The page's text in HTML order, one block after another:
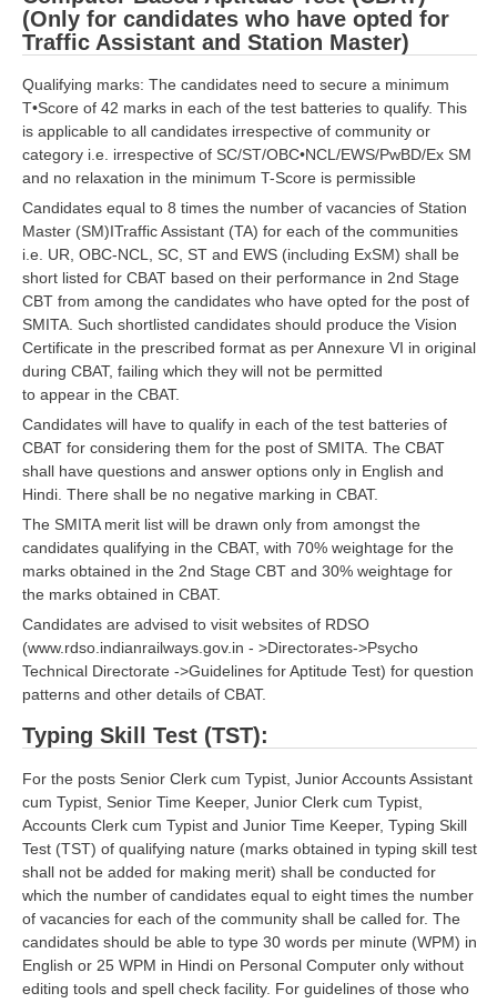
(Only for candidates who have opted for
Traffic Assistant and Station Master)
Qualifying marks: The candidates need to secure a minimum
T•Score of 42 marks in each of the test batteries to qualify. This
is applicable to all candidates irrespective of community or
category i.e. irrespective of SC/ST/OBC•NCL/EWS/PwBD/Ex SM
and no relaxation in the minimum T-Score is permissible
Candidates equal to 8 times the number of vacancies of Station
Master (SM)ITraffic Assistant (TA) for each of the communities
i.e. UR, OBC-NCL, SC, ST and EWS (including ExSM) shall be
short listed for CBAT based on their performance in 2nd Stage
CBT from among the candidates who have opted for the post of
SMITA. Such shortlisted candidates should produce the Vision
Certificate in the prescribed format as per Annexure VI in original
during CBAT, failing which they will not be permitted
to appear in the CBAT.
Candidates will have to qualify in each of the test batteries of
CBAT for considering them for the post of SMITA. The CBAT
shall have questions and answer options only in English and
Hindi. There shall be no negative marking in CBAT.
The SMITA merit list will be drawn only from amongst the
candidates qualifying in the CBAT, with 70% weightage for the
marks obtained in the 2nd Stage CBT and 30% weightage for
the marks obtained in CBAT.
Candidates are advised to visit websites of RDSO
(www.rdso.indianrailways.gov.in - >Directorates->Psycho
Technical Directorate ->Guidelines for Aptitude Test) for question
patterns and other details of CBAT.
Typing Skill Test (TST):
For the posts Senior Clerk cum Typist, Junior Accounts Assistant
cum Typist, Senior Time Keeper, Junior Clerk cum Typist,
Accounts Clerk cum Typist and Junior Time Keeper, Typing Skill
Test (TST) of qualifying nature (marks obtained in typing skill test
shall not be added for making merit) shall be conducted for
which the number of candidates equal to eight times the number
of vacancies for each of the community shall be called for. The
candidates should be able to type 30 words per minute (WPM) in
English or 25 WPM in Hindi on Personal Computer only without
editing tools and spell check facility. For guidelines of those who